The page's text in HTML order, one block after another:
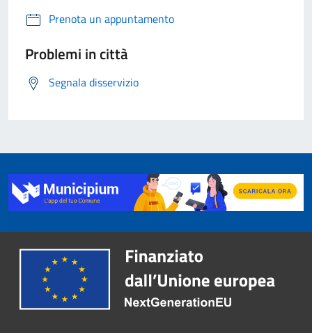
Prenota un appuntamento
Problemi in città
Segnala disservizio